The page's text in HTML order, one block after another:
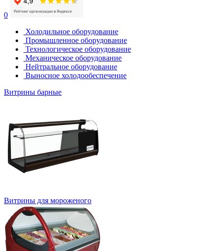
0
Холодильное оборудование
Промышленное оборудование
Технологическое оборудование
Механическое оборудование
Нейтральное оборудование
Выносное холодообеспечение
Витрины барные
Витрины для мороженого